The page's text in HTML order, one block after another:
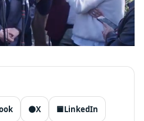
⚫X 🟦LinkedIn